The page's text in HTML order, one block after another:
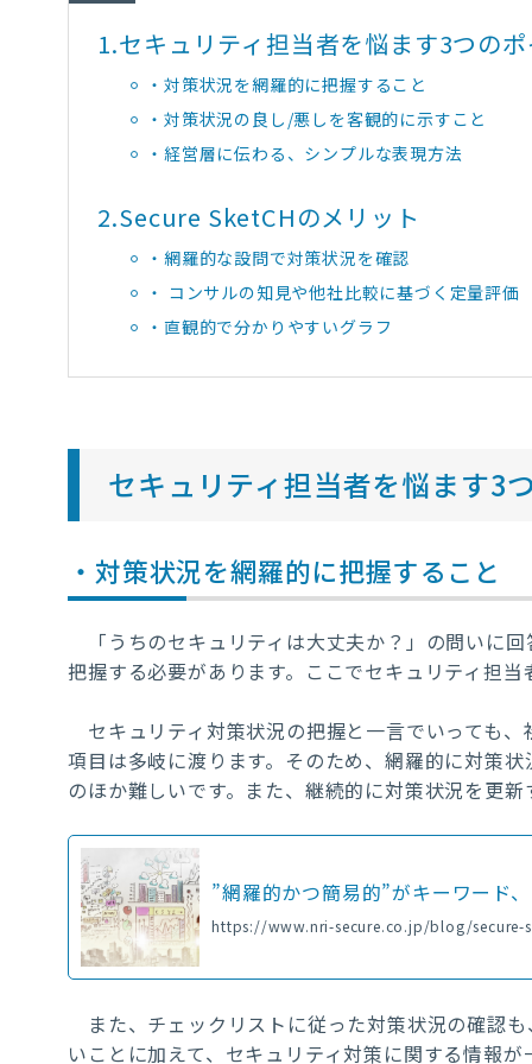
1.セキュリティ担当者を悩ます3つの
・対策状況を網羅的に把握すること
・対策状況の良し/悪しを客観的に示すこと
・経営層に伝わる、シンプルな表現方法
2.Secure SketCHのメリット
・網羅的な設問で対策状況を確認
・ コンサルの知見や他社比較に基づく定量評価
・直観的で分かりやすいグラフ
セキュリティ担当者を悩ます3
・対策状況を網羅的に把握すること
「うちのセキュリティは大丈夫か？」の問いに
把握する必要があります。ここでセキュリティ担
セキュリティ対策状況の把握と一言でいっても、
項目は多岐に渡ります。そのため、網羅的に対策
のほか難しいです。また、継続的に対策状況を更
”網羅的かつ簡易的”がキーワード
https://www.nri-secure.co.jp/blog/secure-
また、チェックリストに従った対策状況の確認
いことに加えて、セキュリティ対策に関する情報